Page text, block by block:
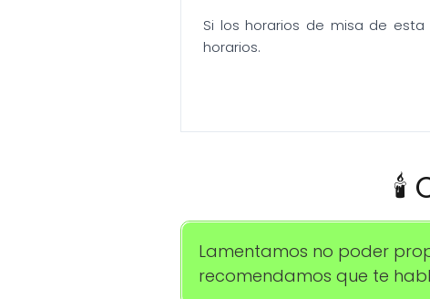
Si los horarios de misa de
horarios.
🕯️
Lamentamos no poder
recomendamos que te